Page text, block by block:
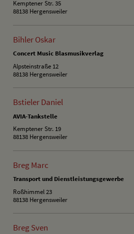
Kemptener Str. 35
88138 Hergensweiler
Bihler Oskar
Concert Music Blasmusikverlag
Alpsteinstraße 12
88138 Hergensweiler
Bstieler Daniel
AVIA-Tankstelle
Kemptener Str. 19
88138 Hergensweiler
Breg Marc
Transport und Dienstleistungsgewerbe
Roßhimmel 23
88138 Hergensweiler
Breg Sven